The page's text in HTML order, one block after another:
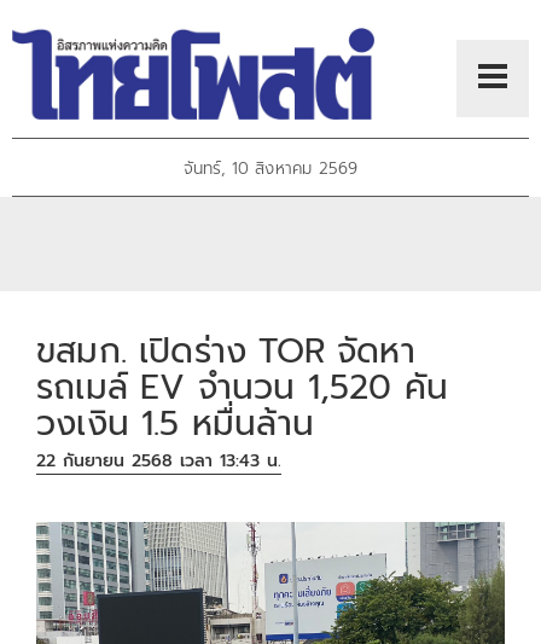
จันทร์, 10 สิงหาคม 2569
ขสมก. เปิดร่าง TOR จัดหา
รถเมล์ EV จำนวน 1,520 คัน
วงเงิน 1.5 หมื่นล้าน
22 กันยายน 2568 เวลา 13:43 น.